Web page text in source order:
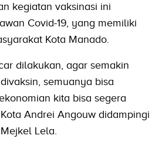
kegiatan vaksinasi ini
Covid-19, yang memiliki
Kota Manado.
dilakukan, agar semakin
semuanya bisa
kita bisa segera
Andrei Angouw didampingi
Lela.